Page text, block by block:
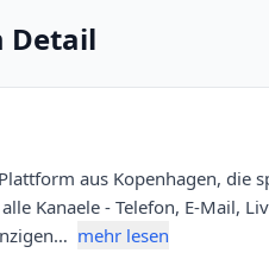
Detail
aus Kopenhagen, die
Kanaele - Telefon, E-Mail,
mehr lesen